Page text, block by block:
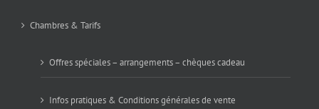
Chambres & Tarifs
Offres spéciales – arrangements – chèques cadeau
Infos pratiques & Conditions générales de vente